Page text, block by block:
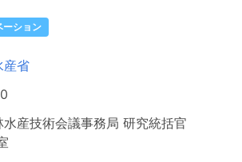
ーション
産省
水産技術会議事務局 研究統括官